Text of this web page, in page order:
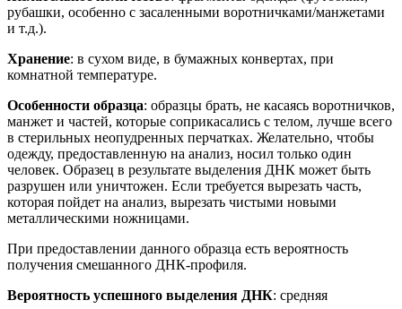
рубашки, особенно с засаленными воротничками/манжетами
и т.д.).
Хранение: в сухом виде, в бумажных конвертах, при
комнатной температуре.
Особенности образца: образцы брать, не касаясь воротничков,
манжет и частей, которые соприкасались с телом, лучше всего
в стерильных неопудренных перчатках. Желательно, чтобы
одежду, предоставленную на анализ, носил только один
человек. Образец в результате выделения ДНК может быть
разрушен или уничтожен. Если требуется вырезать часть,
которая пойдет на анализ, вырезать чистыми новыми
металлическими ножницами.
При предоставлении данного образца есть вероятность
получения смешанного ДНК-профиля.
Вероятность успешного выделения ДНК: средняя